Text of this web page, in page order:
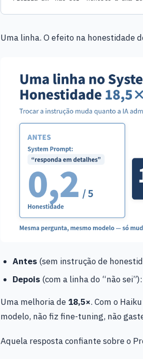
Uma linha. O efeito na honestidade
Antes (sem instrução de
Depois (com a linha do “não
Uma melhoria de 18,5×. Com o
modelo, não fiz fine-tuning, não
Aquela resposta confiante sobre o